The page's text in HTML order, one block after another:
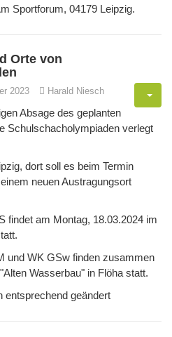
Sportforum, 04179 Leipzig.
Orte von
2023 Harald Niesch
Absage des geplanten
Schulschacholympiaden verlegt
dort soll es beim Termin
neuen Austragungsort
findet am Montag, 18.03.2024 im
und WK GSw finden zusammen
Wasserbau" in Flöha statt.
entsprechend geändert